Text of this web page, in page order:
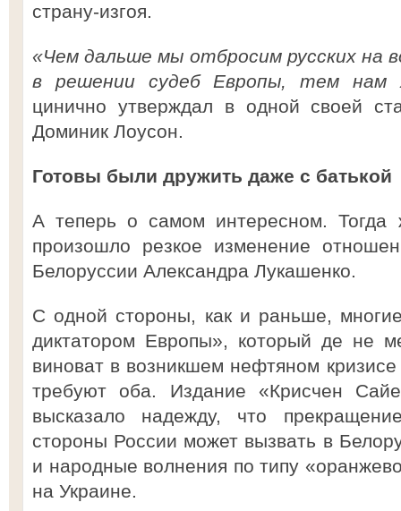
страну-изгоя.
«Чем дальше мы отбросим русских на
в решении судеб Европы, тем нам
цинично утверждал в одной своей
Доминик Лоусон.
Готовы были дружить даже с батькой
А теперь о самом интересном.
произошло резкое изменение
Белоруссии Александра Лукашенко.
С одной стороны, как и раньше,
диктатором Европы», который де не
виноват в возникшем нефтяном
требуют оба. Издание «Крисчен
высказало надежду, что
стороны России может вызвать в
и народные волнения по типу
на Украине.